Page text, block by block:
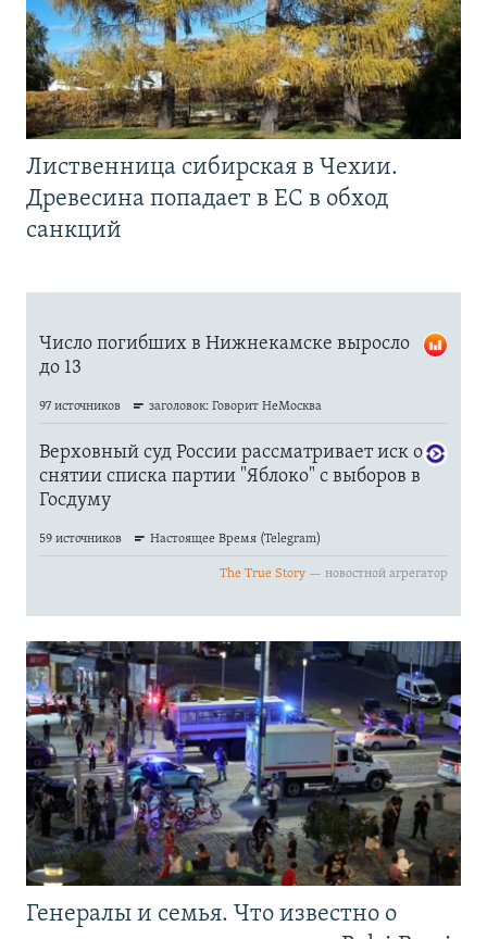
Лиственница сибирская в Чехии.
Древесина попадает в ЕС в обход
санкций
Генералы и семья. Что известно о